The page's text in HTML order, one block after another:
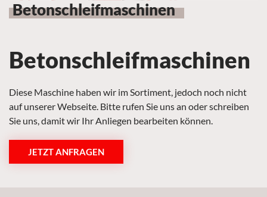
Betonschleifmaschinen
Betonschleifmaschinen
Diese Maschine haben wir im Sortiment, jedoch noch nicht
auf unserer Webseite. Bitte rufen Sie uns an oder schreiben
Sie uns, damit wir Ihr Anliegen bearbeiten können.
JETZT ANFRAGEN